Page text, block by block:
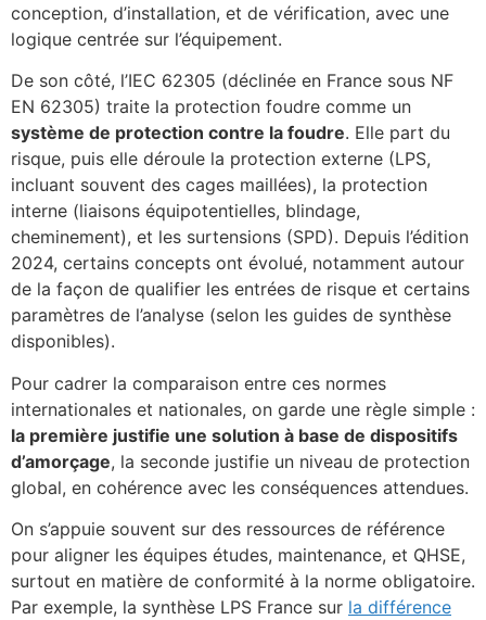
conception, d’installation, et de vérification, avec une
logique centrée sur l’équipement.
De son côté, l’IEC 62305 (déclinée en France sous NF
EN 62305) traite la protection foudre comme un
système de protection contre la foudre. Elle part du
risque, puis elle déroule la protection externe (LPS,
incluant souvent des cages maillées), la protection
interne (liaisons équipotentielles, blindage,
cheminement), et les surtensions (SPD). Depuis l’édition
2024, certains concepts ont évolué, notamment autour
de la façon de qualifier les entrées de risque et certains
paramètres de l’analyse (selon les guides de synthèse
disponibles).
Pour cadrer la comparaison entre ces normes
internationales et nationales, on garde une règle simple :
la première justifie une solution à base de dispositifs
d’amorçage, la seconde justifie un niveau de protection
global, en cohérence avec les conséquences attendues.
On s’appuie souvent sur des ressources de référence
pour aligner les équipes études, maintenance, et QHSE,
surtout en matière de conformité à la norme obligatoire.
Par exemple, la synthèse LPS France sur la différence